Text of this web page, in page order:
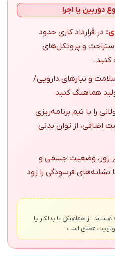
دوربین یا اجرا
در قرارداد کاری حدود
و پروتکل‌های
و نیازهای دارویی/
هماهنگ کنید.
را با تیم برنامه‌ریزی
اضافی، از توان بدنی
روز، وضعیت جسمی و
نشانه‌های فرسودگی را زود
از هماهنگی با بدلکار یا
مطلق است.